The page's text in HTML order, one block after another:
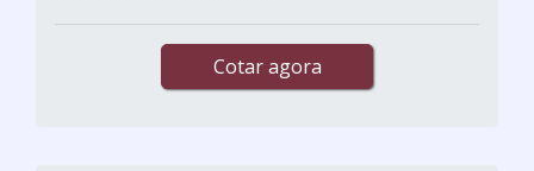
Cotar agora